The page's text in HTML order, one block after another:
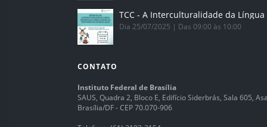
Dia 25/07/2025 | Das 09:00 às 10:00
CONTATO
Instituto Federal de Brasília
SAUS, Quadra 2, Bloco E, Edifício Siderbrás, Sala 605,
Brasília/DF - CEP 70.070-906